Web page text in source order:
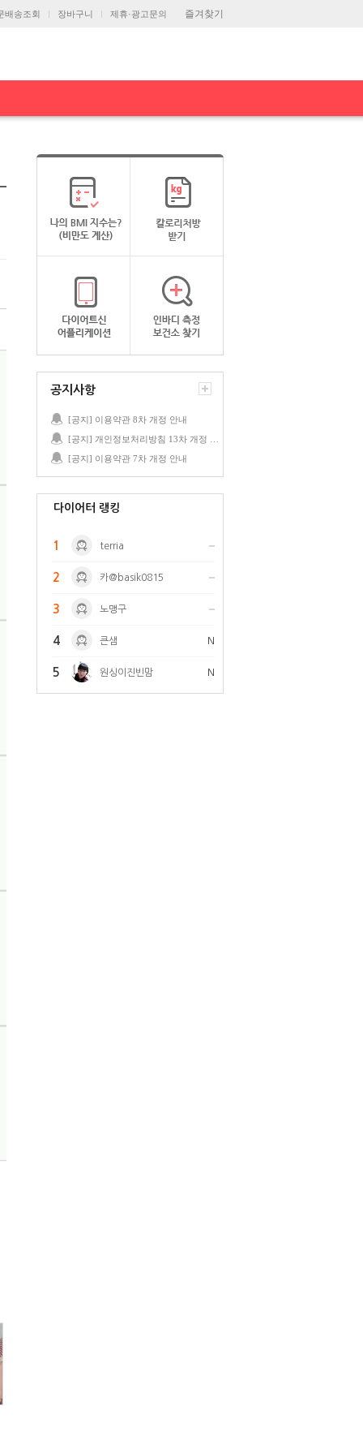
즐겨찾기
배송조회 장바구니 제휴·광고문의
공지사항
[공지] 이용약관 8차 개정 안내
[공지] 이용약관 7차 개정 안내
다이어터 랭킹
1 terria
2 카@basik0815
3 노맹구
4 큰샘 N
5 원싱이진빈맘 N